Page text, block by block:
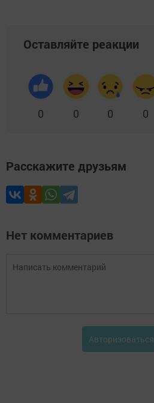
Оставляйте реакции
0 0 0 0
Расскажите друзьям
Нет комментариев
Авторизоваться